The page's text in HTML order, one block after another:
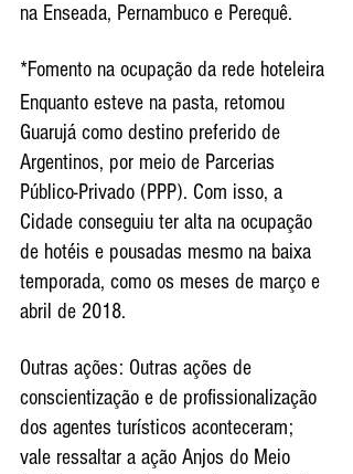
na Enseada, Pernambuco e Perequê.
*Fomento na ocupação da rede hoteleira
Enquanto esteve na pasta, retomou
Guarujá como destino preferido de
Argentinos, por meio de Parcerias
Público-Privado (PPP). Com isso, a
Cidade conseguiu ter alta na ocupação
de hotéis e pousadas mesmo na baixa
temporada, como os meses de março e
abril de 2018.
Outras ações: Outras ações de
conscientização e de profissionalização
dos agentes turísticos aconteceram;
vale ressaltar a ação Anjos do Meio